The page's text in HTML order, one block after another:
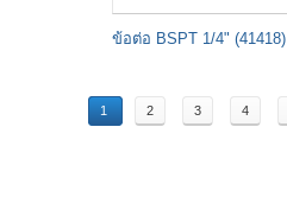
ข้อต่อ BSPT 1/4" (41418)
1 2 3 4